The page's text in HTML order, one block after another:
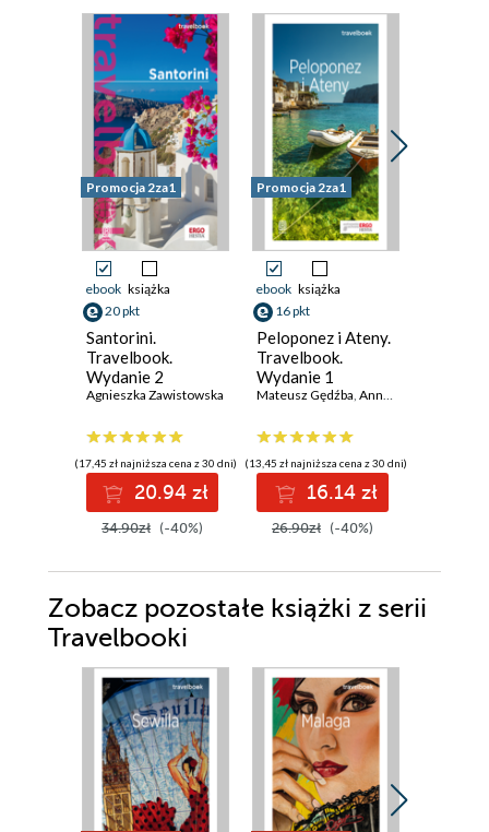
Promocja 2za1
ebook książka
20 pkt
Santorini.
Travelbook.
Wydanie 2
Agnieszka Zawistowska
(17,45 zł najniższa cena z 30 dni)
20.94 zł
34.90zł (-40%)
Promocja 2za1
ebook książka
16 pkt
Peloponez i Ateny.
Travelbook.
Wydanie 1
Mateusz Gędźba Anna Śliwa
(13,45 zł najniższa cena z 30 dni)
16.14 zł
26.90zł (-40%)
Zobacz pozostałe książki z serii
Travelbooki